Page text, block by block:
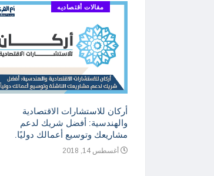
مقالات أقتصاديه
أركان للاستشارات الاقتصادية
والهندسية: أفضل شريك لدعم
مشاريعك وتوسيع أعمالك دوليًا.
أغسطس 14, 2018